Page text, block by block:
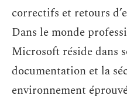
correctifs et retours
Dans le monde
Microsoft réside dans
documentation et la
environnement